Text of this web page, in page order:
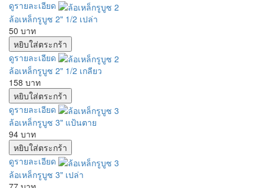
ดูรายละเอียด
ล้อเหล็กรูบูซ 2" 1/2 เปล่า
50 บาท
ดูรายละเอียด
ล้อเหล็กรูบูซ 2" 1/2 เกลียว
158 บาท
ดูรายละเอียด
ล้อเหล็กรูบูซ 3" แป้นตาย
94 บาท
ดูรายละเอียด
ล้อเหล็กรูบูซ 3" เปล่า